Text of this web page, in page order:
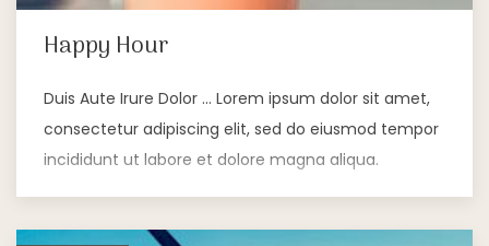
Happy Hour
Duis Aute Irure Dolor … Lorem ipsum dolor sit amet,
consectetur adipiscing elit, sed do eiusmod tempor
incididunt ut labore et dolore magna aliqua.